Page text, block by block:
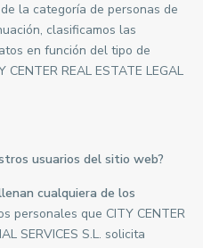
la categoría de personas de
clasificamos las
en función del tipo de
REAL ESTATE LEGAL
usuarios del sitio web?
cualquiera de los
personales que CITY CENTER
SERVICES S.L. solicita